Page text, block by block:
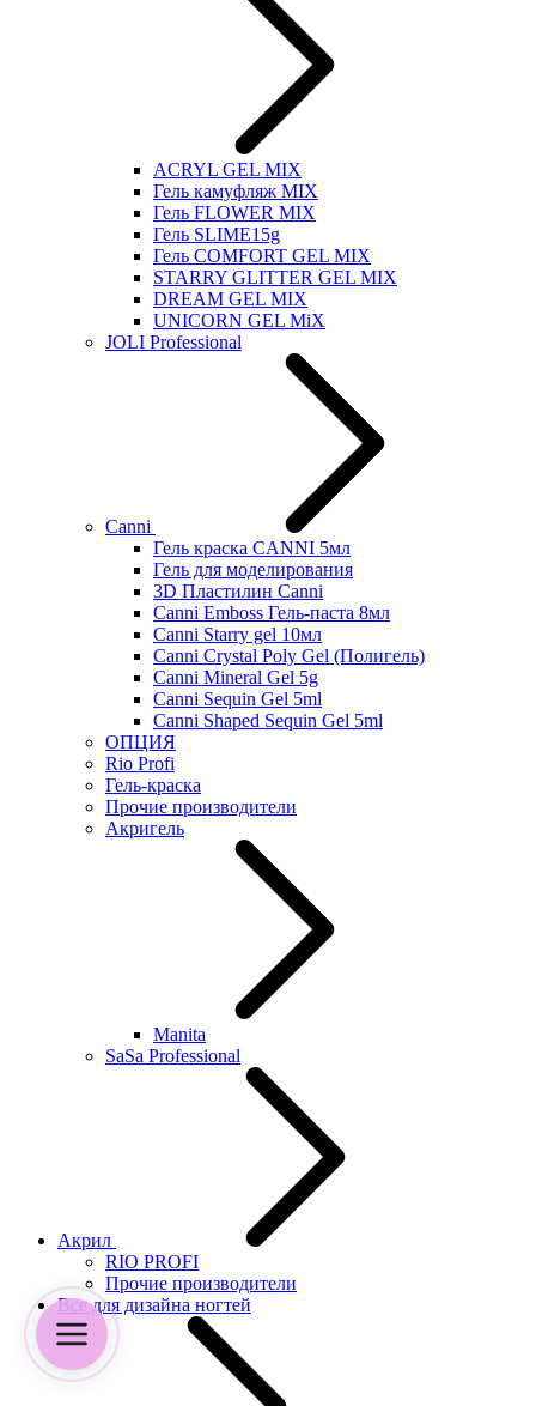
ACRYL GEL MIX
Гель камуфляж MIX
Гель FLOWER MIX
Гель SLIME15g
Гель COMFORT GEL MIX
STARRY GLITTER GEL MIX
DREAM GEL MIX
UNICORN GEL MiX
JOLI Professional
Canni
Гель краска CANNI 5мл
Гель для моделирования
3D Пластилин Canni
Canni Emboss Гель-паста 8мл
Canni Starry gel 10мл
Canni Crystal Poly Gel (Полигель)
Canni Mineral Gel 5g
Canni Sequin Gel 5ml
Canni Shaped Sequin Gel 5ml
ОПЦИЯ
Rio Profi
Гель-краска
Прочие производители
Акригель
Manita
SaSa Professional
Акрил
RIO PROFI
Прочие производители
Все для дизайна ногтей